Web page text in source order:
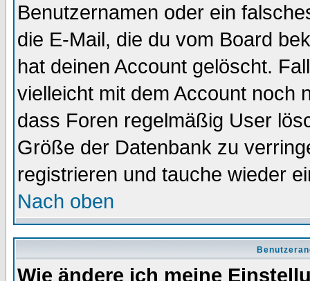
Benutzernamen oder ein
die E-Mail, die du vom Board
hat deinen Account gelöscht.
vielleicht mit dem Account noch
dass Foren regelmäßig User
Größe der Datenbank zu
registrieren und tauche wieder
Nach oben
Wie ändere ich meine